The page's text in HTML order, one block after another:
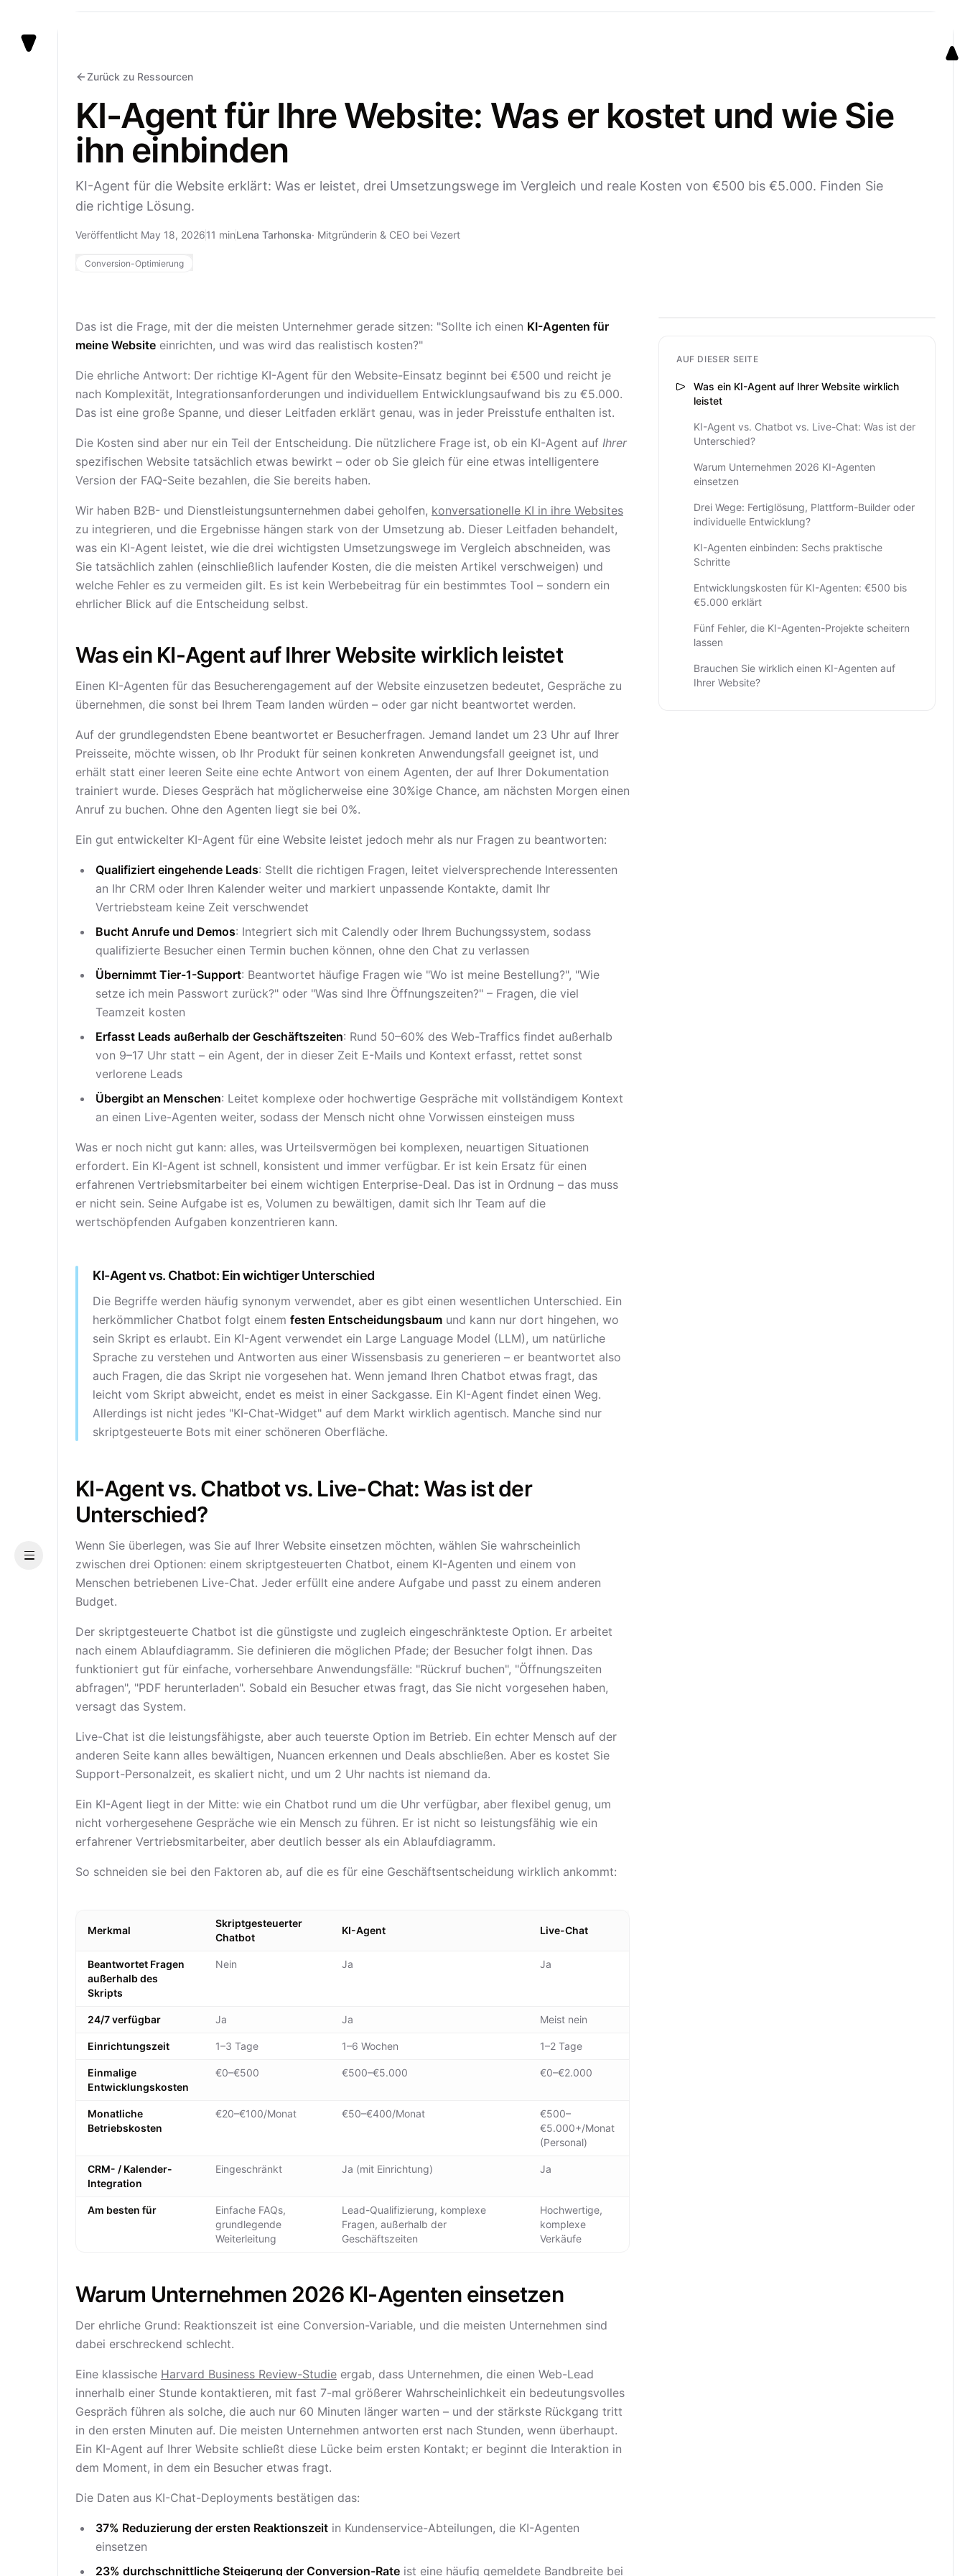
Vezert
Menu
Zurück zu Ressourcen
KI-Agent für Ihre Website: Was er kostet und wie Sie
ihn einbinden
KI-Agent für die Website erklärt: Was er leistet, drei Umsetzungswege im Vergleich und reale Kosten von €500 bis €5.000. Finden Sie
die richtige Lösung.
Veröffentlicht May 18, 202611 minLena Tarhonska· Mitgründerin & CEO bei Vezert
Conversion-Optimierung
Das ist die Frage, mit der die meisten Unternehmer gerade sitzen: "Sollte ich einen KI-Agenten für
meine Website einrichten, und was wird das realistisch kosten?"
Die ehrliche Antwort: Der richtige KI-Agent für den Website-Einsatz beginnt bei €500 und reicht je
nach Komplexität, Integrationsanforderungen und individuellem Entwicklungsaufwand bis zu €5.000.
Das ist eine große Spanne, und dieser Leitfaden erklärt genau, was in jeder Preisstufe enthalten ist.
Die Kosten sind aber nur ein Teil der Entscheidung. Die nützlichere Frage ist, ob ein KI-Agent auf Ihrer
spezifischen Website tatsächlich etwas bewirkt – oder ob Sie gleich für eine etwas intelligentere
Version der FAQ-Seite bezahlen, die Sie bereits haben.
Wir haben B2B- und Dienstleistungsunternehmen dabei geholfen, konversationelle KI in ihre Websites
zu integrieren, und die Ergebnisse hängen stark von der Umsetzung ab. Dieser Leitfaden behandelt,
was ein KI-Agent leistet, wie die drei wichtigsten Umsetzungswege im Vergleich abschneiden, was
Sie tatsächlich zahlen (einschließlich laufender Kosten, die die meisten Artikel verschweigen) und
welche Fehler es zu vermeiden gilt. Es ist kein Werbebeitrag für ein bestimmtes Tool – sondern ein
ehrlicher Blick auf die Entscheidung selbst.
Was ein KI-Agent auf Ihrer Website wirklich leistet
Einen KI-Agenten für das Besucherengagement auf der Website einzusetzen bedeutet, Gespräche zu
übernehmen, die sonst bei Ihrem Team landen würden – oder gar nicht beantwortet werden.
Auf der grundlegendsten Ebene beantwortet er Besucherfragen. Jemand landet um 23 Uhr auf Ihrer
Preisseite, möchte wissen, ob Ihr Produkt für seinen konkreten Anwendungsfall geeignet ist, und
erhält statt einer leeren Seite eine echte Antwort von einem Agenten, der auf Ihrer Dokumentation
trainiert wurde. Dieses Gespräch hat möglicherweise eine 30%ige Chance, am nächsten Morgen einen
Anruf zu buchen. Ohne den Agenten liegt sie bei 0%.
Ein gut entwickelter KI-Agent für eine Website leistet jedoch mehr als nur Fragen zu beantworten:
Qualifiziert eingehende Leads: Stellt die richtigen Fragen, leitet vielversprechende Interessenten
an Ihr CRM oder Ihren Kalender weiter und markiert unpassende Kontakte, damit Ihr
Vertriebsteam keine Zeit verschwendet
Bucht Anrufe und Demos: Integriert sich mit Calendly oder Ihrem Buchungssystem, sodass
qualifizierte Besucher einen Termin buchen können, ohne den Chat zu verlassen
Übernimmt Tier-1-Support: Beantwortet häufige Fragen wie "Wo ist meine Bestellung?", "Wie
setze ich mein Passwort zurück?" oder "Was sind Ihre Öffnungszeiten?" – Fragen, die viel
Teamzeit kosten
Erfasst Leads außerhalb der Geschäftszeiten: Rund 50–60% des Web-Traffics findet außerhalb
von 9–17 Uhr statt – ein Agent, der in dieser Zeit E-Mails und Kontext erfasst, rettet sonst
verlorene Leads
Übergibt an Menschen: Leitet komplexe oder hochwertige Gespräche mit vollständigem Kontext
an einen Live-Agenten weiter, sodass der Mensch nicht ohne Vorwissen einsteigen muss
Was er noch nicht gut kann: alles, was Urteilsvermögen bei komplexen, neuartigen Situationen
erfordert. Ein KI-Agent ist schnell, konsistent und immer verfügbar. Er ist kein Ersatz für einen
erfahrenen Vertriebsmitarbeiter bei einem wichtigen Enterprise-Deal. Das ist in Ordnung – das muss
er nicht sein. Seine Aufgabe ist es, Volumen zu bewältigen, damit sich Ihr Team auf die
wertschöpfenden Aufgaben konzentrieren kann.
KI-Agent vs. Chatbot: Ein wichtiger Unterschied
Die Begriffe werden häufig synonym verwendet, aber es gibt einen wesentlichen Unterschied. Ein
herkömmlicher Chatbot folgt einem festen Entscheidungsbaum und kann nur dort hingehen, wo
sein Skript es erlaubt. Ein KI-Agent verwendet ein Large Language Model (LLM), um natürliche
Sprache zu verstehen und Antworten aus einer Wissensbasis zu generieren – er beantwortet also
auch Fragen, die das Skript nie vorgesehen hat. Wenn jemand Ihren Chatbot etwas fragt, das
leicht vom Skript abweicht, endet es meist in einer Sackgasse. Ein KI-Agent findet einen Weg.
Allerdings ist nicht jedes "KI-Chat-Widget" auf dem Markt wirklich agentisch. Manche sind nur
skriptgesteuerte Bots mit einer schöneren Oberfläche.
KI-Agent vs. Chatbot vs. Live-Chat: Was ist der
Unterschied?
Wenn Sie überlegen, was Sie auf Ihrer Website einsetzen möchten, wählen Sie wahrscheinlich
zwischen drei Optionen: einem skriptgesteuerten Chatbot, einem KI-Agenten und einem von
Menschen betriebenen Live-Chat. Jeder erfüllt eine andere Aufgabe und passt zu einem anderen
Budget.
Der skriptgesteuerte Chatbot ist die günstigste und zugleich eingeschränkteste Option. Er arbeitet
nach einem Ablaufdiagramm. Sie definieren die möglichen Pfade; der Besucher folgt ihnen. Das
funktioniert gut für einfache, vorhersehbare Anwendungsfälle: "Rückruf buchen", "Öffnungszeiten
abfragen", "PDF herunterladen". Sobald ein Besucher etwas fragt, das Sie nicht vorgesehen haben,
versagt das System.
Live-Chat ist die leistungsfähigste, aber auch teuerste Option im Betrieb. Ein echter Mensch auf der
anderen Seite kann alles bewältigen, Nuancen erkennen und Deals abschließen. Aber es kostet Sie
Support-Personalzeit, es skaliert nicht, und um 2 Uhr nachts ist niemand da.
Ein KI-Agent liegt in der Mitte: wie ein Chatbot rund um die Uhr verfügbar, aber flexibel genug, um
nicht vorhergesehene Gespräche wie ein Mensch zu führen. Er ist nicht so leistungsfähig wie ein
erfahrener Vertriebsmitarbeiter, aber deutlich besser als ein Ablaufdiagramm.
So schneiden sie bei den Faktoren ab, auf die es für eine Geschäftsentscheidung wirklich ankommt:
Merkmal
Skriptgesteuerter
Chatbot
KI-Agent Live-Chat
Beantwortet Fragen
außerhalb des
Skripts
Nein Ja Ja
24/7 verfügbar Ja Ja Meist nein
Einrichtungszeit 1–3 Tage 1–6 Wochen 1–2 Tage
Einmalige
Entwicklungskosten
€0–€500 €500–€5.000 €0–€2.000
Monatliche
Betriebskosten
€20–€100/Monat €50–€400/Monat
€500–
€5.000+/Monat
(Personal)
CRM- / Kalender-
Integration
Eingeschränkt Ja (mit Einrichtung) Ja
Am besten für
Einfache FAQs,
grundlegende
Weiterleitung
Lead-Qualifizierung, komplexe
Fragen, außerhalb der
Geschäftszeiten
Hochwertige,
komplexe
Verkäufe
Warum Unternehmen 2026 KI-Agenten einsetzen
Der ehrliche Grund: Reaktionszeit ist eine Conversion-Variable, und die meisten Unternehmen sind
dabei erschreckend schlecht.
Eine klassische Harvard Business Review-Studie ergab, dass Unternehmen, die einen Web-Lead
innerhalb einer Stunde kontaktieren, mit fast 7-mal größerer Wahrscheinlichkeit ein bedeutungsvolles
Gespräch führen als solche, die auch nur 60 Minuten länger warten – und der stärkste Rückgang tritt
in den ersten Minuten auf. Die meisten Unternehmen antworten erst nach Stunden, wenn überhaupt.
Ein KI-Agent auf Ihrer Website schließt diese Lücke beim ersten Kontakt; er beginnt die Interaktion in
dem Moment, in dem ein Besucher etwas fragt.
Die Daten aus KI-Chat-Deployments bestätigen das:
37% Reduzierung der ersten Reaktionszeit in Kundenservice-Abteilungen, die KI-Agenten
einsetzen
23% durchschnittliche Steigerung der Conversion-Rate ist eine häufig gemeldete Bandbreite bei
AUF DIESER SEITE
Was ein KI-Agent auf Ihrer Website wirklich
leistet
KI-Agent vs. Chatbot vs. Live-Chat: Was ist der
Unterschied?
Warum Unternehmen 2026 KI-Agenten
einsetzen
Drei Wege: Fertiglösung, Plattform-Builder oder
individuelle Entwicklung?
KI-Agenten einbinden: Sechs praktische
Schritte
Entwicklungskosten für KI-Agenten: €500 bis
€5.000 erklärt
Fünf Fehler, die KI-Agenten-Projekte scheitern
lassen
Brauchen Sie wirklich einen KI-Agenten auf
Ihrer Website?